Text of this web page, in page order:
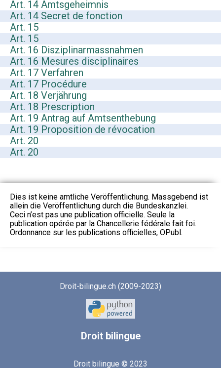
Art. 14 Amtsgeheimnis
Art. 14 Secret de fonction
Art. 15
Art. 15
Art. 16 Disziplinarmassnahmen
Art. 16 Mesures disciplinaires
Art. 17 Verfahren
Art. 17 Procédure
Art. 18 Verjährung
Art. 18 Prescription
Art. 19 Antrag auf Amtsenthebung
Art. 19 Proposition de révocation
Art. 20
Art. 20
Dies ist keine amtliche Veröffentlichung. Massgebend ist
allein die Veröffentlichung durch die Bundeskanzlei.
Ceci n’est pas une publication officielle. Seule la
publication opérée par la Chancellerie fédérale fait foi.
Ordonnance sur les publications officielles, OPubl.
Droit-bilingue.ch (2009-2023)
Droitbilingue
Droit bilingue © 2023